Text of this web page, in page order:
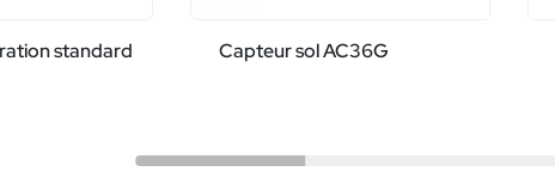
standard
Capteur sol AC36G